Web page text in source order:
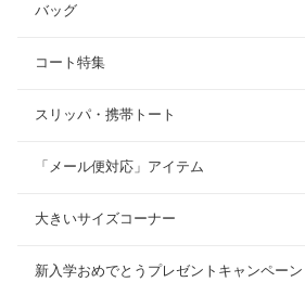
バッグ
コート特集
スリッパ・携帯トート
「メール便対応」アイテム
大きいサイズコーナー
新入学おめでとうプレゼントキャンペーン